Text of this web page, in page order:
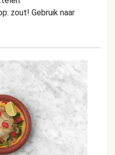
zout! Gebruik naar